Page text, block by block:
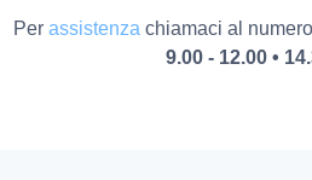
Per assistenzachiamaci al
9.00 - 12.00 •